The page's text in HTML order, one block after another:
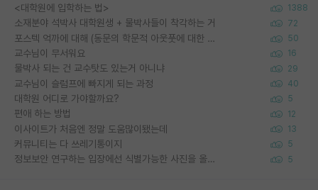
<대학원에 입학하는 법> 1388
소재분야 석박사 대학원생 + 물박사들이 착각하는 거 72
포스텍 억까에 대해 (동문의 학문적 아웃풋에 대한 반박) 50
교수님이 무서워요 16
물박사 되는 건 교수탓도 있는거 아니냐 29
교수님이 슬럼프에 빠지게 되는 과정 40
대학원 어디로 가야할까요? 5
편애 하는 방법 12
이사이트가 처음엔 정말 도움많이됐는데 13
커뮤니티는 다 쓰레기통이지 5
정보보안 연구하는 입장에선 식별가능한 사진을 올리는건 비추이긴함 5